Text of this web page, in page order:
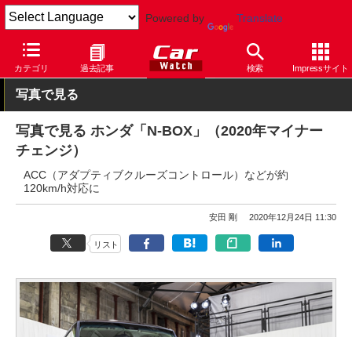
Powered by Translate
カテゴリ 過去記事 検索 Impressサイト
Car Watch 自動車 ホンダ N-BOX
写真で見る
写真で見る ホンダ「N-BOX」（2020年マイナー
チェンジ）
ACC（アダプティブクルーズコントロール）などが約
120km/h対応に
安田 剛 2020年12月24日 11:30
リスト